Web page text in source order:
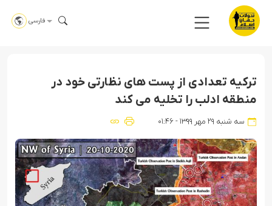
فارسی
ترکیه تعدادی از پست های نظارتی خود در
منطقه ادلب را تخلیه می کند
سه شنبه ۲۹ مهر ۱۳۹۹ - ۰۱:۴۶